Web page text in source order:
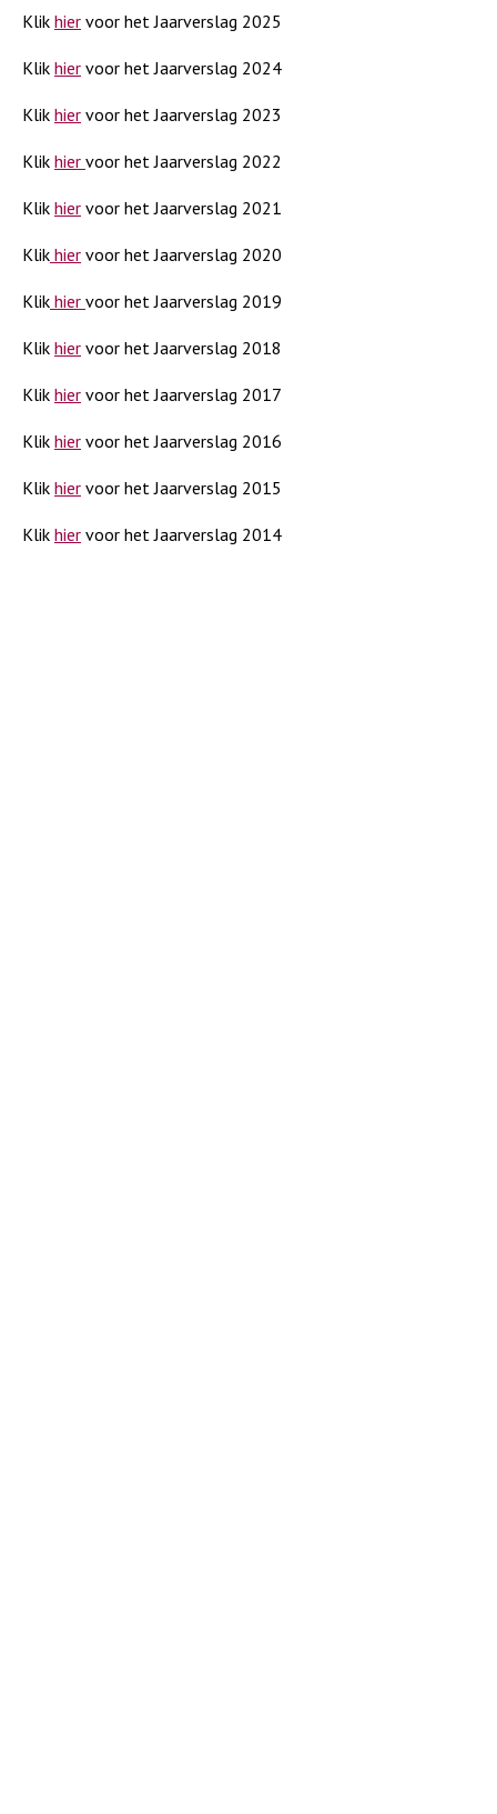
Klik hier voor het Jaarverslag 2025
Klik hier voor het Jaarverslag 2024
Klik hier voor het Jaarverslag 2023
Klik hier voor het Jaarverslag 2022
Klik hier voor het Jaarverslag 2021
Klik hier voor het Jaarverslag 2020
Klik hier voor het Jaarverslag 2019
Klik hier voor het Jaarverslag 2018
Klik hier voor het Jaarverslag 2017
Klik hier voor het Jaarverslag 2016
Klik hier voor het Jaarverslag 2015
Klik hier voor het Jaarverslag 2014